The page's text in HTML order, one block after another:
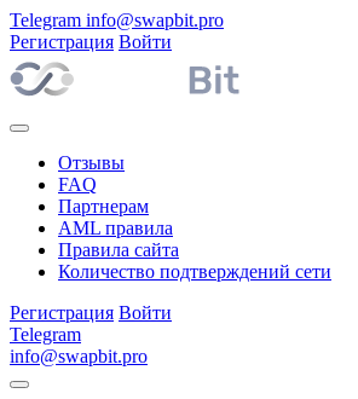
Telegram info@swapbit.pro
Регистрация Войти
Отзывы
FAQ
Партнерам
AML правила
Правила сайта
Количество подтверждений сети
Регистрация Войти
Telegram
info@swapbit.pro